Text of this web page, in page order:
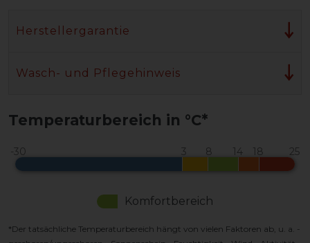
Herstellergarantie
Wasch- und Pflegehinweis
Temperaturbereich in °C*
Komfortbereich
*Der tatsächliche Temperaturbereich hängt von vielen Faktoren ab, u. a. -